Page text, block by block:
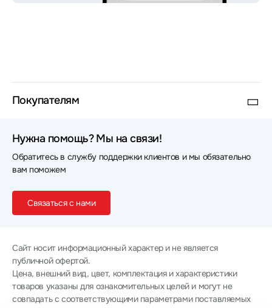
Покупателям
Нужна помощь? Мы на связи!
Обратитесь в службу поддержки клиентов и мы обязательно
вам поможем
Связаться с нами
Сайт носит информационный характер и не является
публичной офертой.
Цена, внешний вид, цвет, комплектация и характеристики
товаров указаны для ознакомительных целей и могут не
совпадать с соответствующими параметрами поставляемых